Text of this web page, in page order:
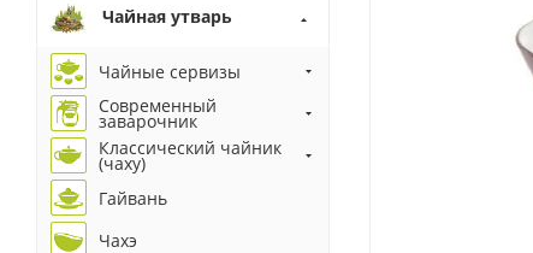
Чайная утварь
Чайные сервизы
Современный
заварочник
Классический чайник
(чаху)
Гайвань
Чахэ